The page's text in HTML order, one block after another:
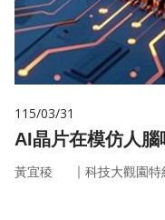
115/03/31
AI晶片在模仿人
黃宜稜 ｜ 科技大觀園特